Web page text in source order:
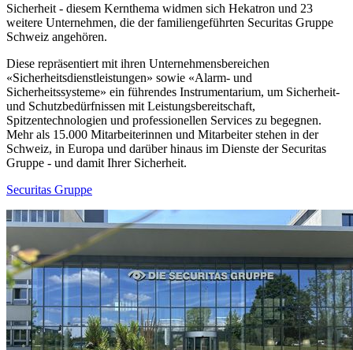
Sicherheit - diesem Kernthema widmen sich Hekatron und 23
weitere Unternehmen, die der familiengeführten Securitas Gruppe
Schweiz angehören.
Diese repräsentiert mit ihren Unternehmensbereichen
«Sicherheitsdienstleistungen» sowie «Alarm- und
Sicherheitssysteme» ein führendes Instrumentarium, um Sicherheit-
und Schutzbedürfnissen mit Leistungsbereitschaft,
Spitzentechnologien und professionellen Services zu begegnen.
Mehr als 15.000 Mitarbeiterinnen und Mitarbeiter stehen in der
Schweiz, in Europa und darüber hinaus im Dienste der Securitas
Gruppe - und damit Ihrer Sicherheit.
Securitas Gruppe